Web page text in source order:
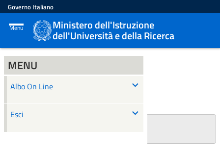
Governo Italiano
Menu Ministero dell'Istruzione
dell'Università e della Ricerca
MENU
Albo On Line
Esci
ALBO ON LINE
Ricerca